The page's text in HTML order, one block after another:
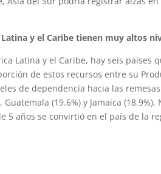
y el Caribe tienen muy altos
Latina y el Caribe, hay seis
de estos recursos entre su
de dependencia hacia las
Guatemala (19.6%) y Jamaica
5 años se convirtió en el país de la